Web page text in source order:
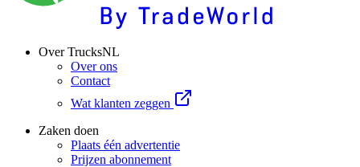
Over TrucksNL
Over ons
Contact
Wat klanten zeggen
Zaken doen
Plaats één advertentie
Prijzen abonnement